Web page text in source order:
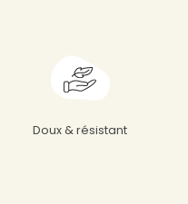
Doux & résistant